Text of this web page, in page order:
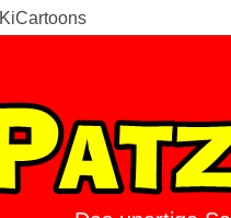
KiCartoons